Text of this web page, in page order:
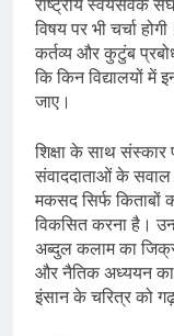
राष्ट्रीय स्वयंसेवक
विषय पर भी चर्चा
कर्तव्य और कुटुंब
कि किन विद्यालयों
जाए।
शिक्षा के साथ संस्कार
संवाददाताओं के सवाल
मकसद सिर्फ किताबों
विकसित करना है।
अब्दुल कलाम का
और नैतिक अध्ययन का
इंसान के चरित्र को